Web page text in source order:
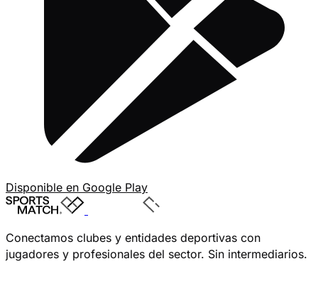
Disponible en Google Play
Conectamos clubes y entidades deportivas con
jugadores y profesionales del sector. Sin intermediarios.